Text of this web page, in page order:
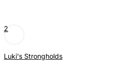
2
Luki's Strongholds